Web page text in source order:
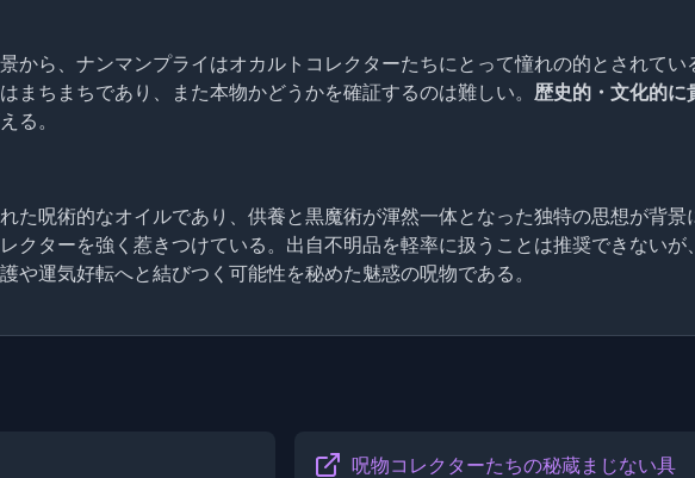
から、ナンマンプライはオカルトコレクターたちにとって憧れの的とされて
まちまちであり、また本物かどうかを確証するのは難しい。 歴史的・文化的に
る。
た呪術的なオイルであり、供養と黒魔術が渾然一体となった独特の思想が背
クターを強く惹きつけている。出自不明品を軽率に扱うことは推奨できない
運気好転へと結びつく可能性を秘めた魅惑の呪物である。
呪物コレクターたちの秘蔵まじない具